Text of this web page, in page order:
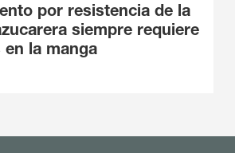
por resistencia de la
siempre requiere
en la manga